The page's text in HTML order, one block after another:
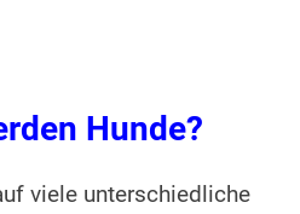
Hunde?
viele unterschiedliche